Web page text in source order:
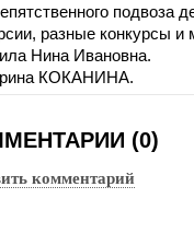
подвоза
разные конкурсы и
Нина Ивановна.
КОКАНИНА.
(0)
комментарий